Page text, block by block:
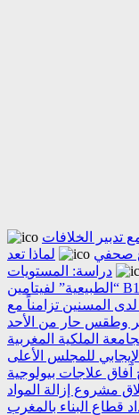
الخلافات
صحفي
لماذا تعد
دراسة: المستويات
“الطبيعية” لفيتامين B12 قد تخفي خطرا صامتا على أدمغة كبار
المسنين تزامناً مع
وطقس حار من الأحد
الملكية المغربية
للمجلس الأعلى
آفاق علاجات بيولوجية
مشروع إزالة المواد
قطاع البناء بالمغرب